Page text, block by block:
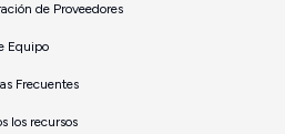
de Proveedores
Equipo
Frecuentes
los recursos